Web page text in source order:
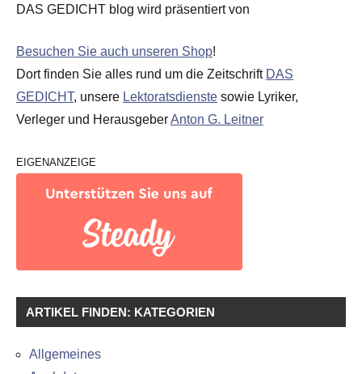
DAS GEDICHT blog wird präsentiert von
Besuchen Sie auch unseren Shop!
Dort finden Sie alles rund um die Zeitschrift DAS
GEDICHT, unsere Lektoratsdienste sowie Lyriker,
Verleger und HerausgeberAnton G. Leitner
EIGENANZEIGE
ARTIKEL FINDEN: KATEGORIEN
Allgemeines